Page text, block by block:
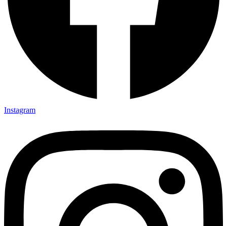
Instagram